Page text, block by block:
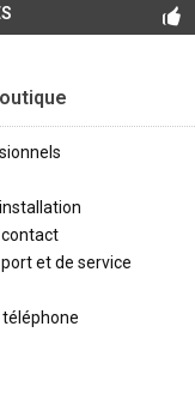
contact
et de service